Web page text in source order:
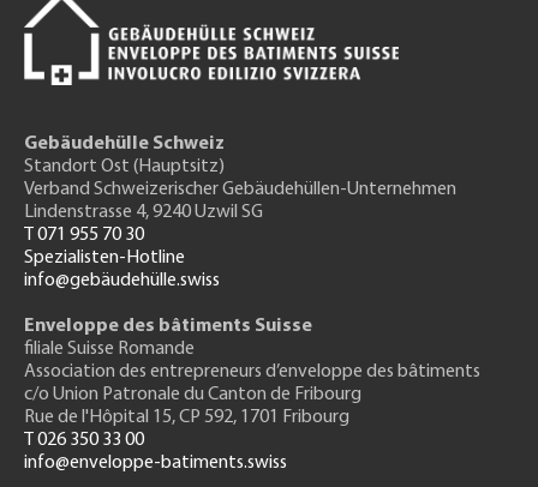
Gebäudehülle Schweiz
Standort Ost (Hauptsitz)
Verband Schweizerischer Gebäudehüllen-Unternehmen
Lindenstrasse 4, 9240 Uzwil SG
T 071 955 70 30
Spezialisten-Hotline
info@gebäudehülle.swiss
Enveloppe des bâtiments Suisse
filiale Suisse Romande
Association des entrepreneurs d’enveloppe des bâtiments
c/o Union Patronale du Canton de Fribourg
Rue de l'Hôpital 15, CP 592, 1701 Fribourg
T 026 350 33 00
info@enveloppe-batiments.swiss